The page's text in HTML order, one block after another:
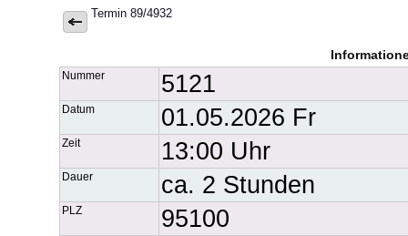
Termin 89/4932
Nummer 5121
Datum 01.05.2026 Fr
Zeit 13:00 Uhr
Dauer ca. 2 Stunden
PLZ 95100